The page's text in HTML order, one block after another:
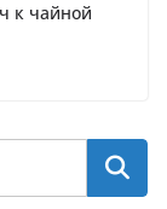
к чайной